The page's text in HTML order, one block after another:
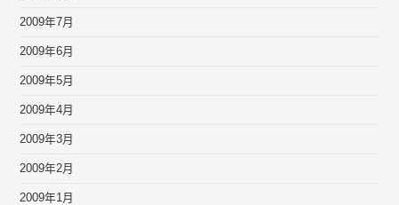
2009年7月
2009年6月
2009年5月
2009年4月
2009年3月
2009年2月
2009年1月